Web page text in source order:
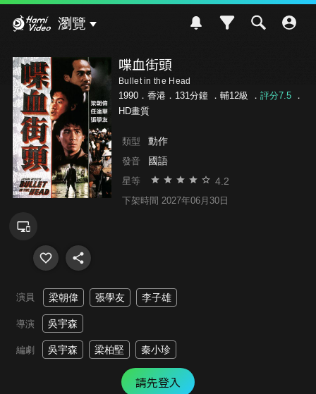
瀏覽
喋血街頭
Bullet in the Head
1990．香港．131分鐘 ． 輔12級 ． 評分7.5．
HD畫質
類型 動作
發音 國語
星等 4.2
下架時間 2027年06月30日
演員 梁朝偉 張學友 李子雄
導演 吳宇森
編劇 吳宇森 梁柏堅 秦小珍
請先登入